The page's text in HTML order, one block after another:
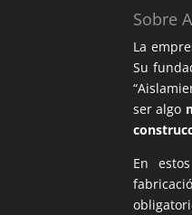
Sobre
La
Su
ser algo
En